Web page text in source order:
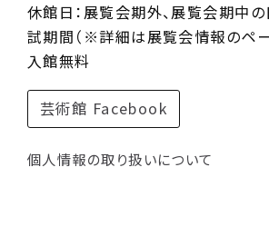
休館日：展覧会期外、展覧会期中
試期間（※詳細は展覧会情報のペー
入館無料
芸術館 Facebook
個人情報の取り扱いについて